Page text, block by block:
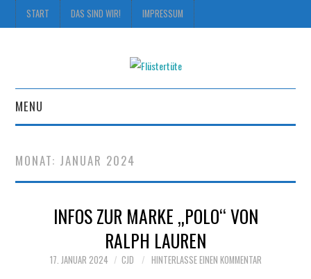
START DAS SIND WIR! IMPRESSUM
MENU
DAS SIND WIR!
IMPRESSUM
MONAT: JANUAR 2024
INFOS ZUR MARKE „POLO“ VON
RALPH LAUREN
17. JANUAR 2024 CJD HINTERLASSE EINEN KOMMENTAR